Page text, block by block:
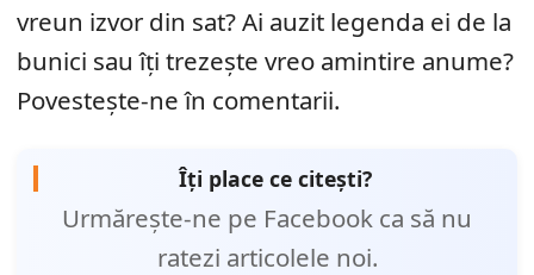
vreun izvor din sat? Ai auzit legenda ei de la
bunici sau îți trezește vreo amintire anume?
Povestește-ne în comentarii.
Îți place ce citești?
Urmărește-ne pe Facebook ca să nu
ratezi articolele noi.